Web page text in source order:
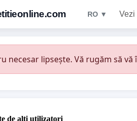
RO ▼ Vezi
necesar lipsește. Vă rugăm să
de alți utilizatori